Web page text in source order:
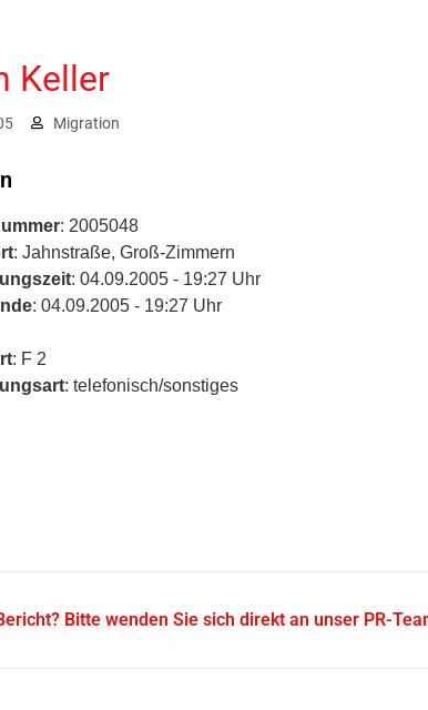
Keller
Migration
: 2005048
: Jahnstraße, Groß-Zimmern
: 04.09.2005 - 19:27 Uhr
: 04.09.2005 - 19:27 Uhr
: F 2
: telefonisch/sonstiges
Bitte wenden Sie sich direkt an unser PR-